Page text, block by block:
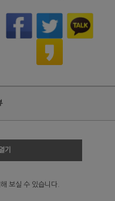
기
보실 수 있습니다.